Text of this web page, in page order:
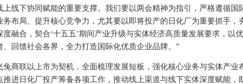
上线下协同赋能的重要支撑。我们要以两会精神为指引，严格遵循国
务布局、提升核心竞争力，尤其要以即将投产的日化厂为重要抓手，
度融合，契合‘十五五’期间产业升级与实体经济高质量发展要求，以
、回馈社会各界，全力打造国际化优质企业品牌。”
兔商联以上市为契机，全面梳理发展短板，强化核心业务与实体产业
推进日化厂投产筹备各项工作，推动线上渠道与线下实体深度赋能，